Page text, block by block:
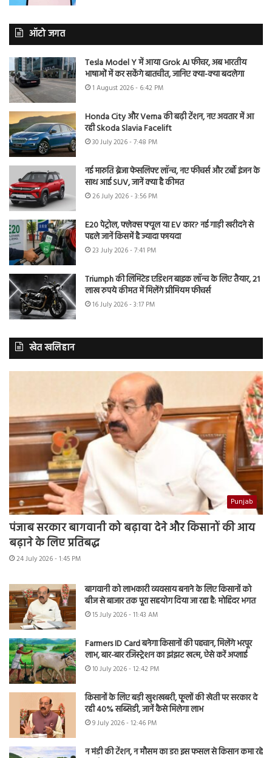
ऑटो जगत
Tesla Model Y में आया Grok AI फीचर, अब भारतीय
भाषाओं में कर सकेंगे बातचीत, जानिए क्या-क्या बदलेगा
1 August 2026 - 6:42 PM
Honda City और Verna की बढ़ी टेंशन, नए अवतार में आ
रही Skoda Slavia Facelift
30 July 2026 - 7:48 PM
नई मारुति ब्रेजा फेसलिफ्ट लॉन्च, नए फीचर्स और टर्बो इंजन के
साथ आई SUV, जानें क्या है कीमत
26 July 2026 - 3:56 PM
E20 पेट्रोल, फ्लेक्स फ्यूल या EV कार? नई गाड़ी खरीदने से
पहले जानें किसमें है ज्यादा फायदा
23 July 2026 - 7:41 PM
Triumph की लिमिटेड एडिशन बाइक लॉन्च के लिए तैयार, 21
लाख रुपये कीमत में मिलेंगे प्रीमियम फीचर्स
16 July 2026 - 3:17 PM
खेत खलिहान
Punjab
पंजाब सरकार बागवानी को बढ़ावा देने और किसानों की आय
बढ़ाने के लिए प्रतिबद्ध
24 July 2026 - 1:45 PM
बागवानी को लाभकारी व्यवसाय बनाने के लिए किसानों को
बीज से बाजार तक पूरा सहयोग दिया जा रहा है: मोहिंदर भगत
15 July 2026 - 11:43 AM
Farmers ID Card बनेगा किसानों की पहचान, मिलेंगे भरपूर
लाभ, बार-बार रजिस्ट्रेशन का झंझट खत्म, ऐसे करें अप्लाई
10 July 2026 - 12:42 PM
किसानों के लिए बड़ी खुशखबरी, फूलों की खेती पर सरकार दे
रही 40% सब्सिडी, जानें कैसे मिलेगा लाभ
9 July 2026 - 12:46 PM
न मंडी की टेंशन, न मौसम का डर! इस फसल से किसान कमा रहे